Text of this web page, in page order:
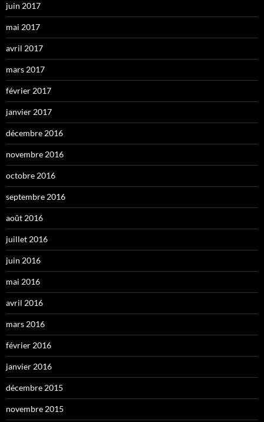
juin 2017
mai 2017
avril 2017
mars 2017
février 2017
janvier 2017
décembre 2016
novembre 2016
octobre 2016
septembre 2016
août 2016
juillet 2016
juin 2016
mai 2016
avril 2016
mars 2016
février 2016
janvier 2016
décembre 2015
novembre 2015